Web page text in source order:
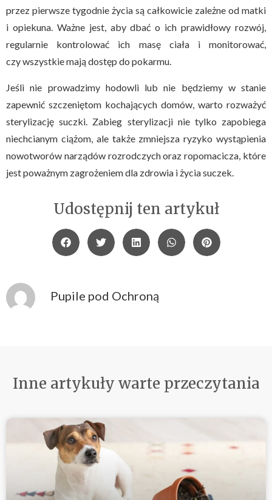
przez pierwsze tygodnie życia są całkowicie zależne od matki
i opiekuna. Ważne jest, aby dbać o ich prawidłowy rozwój,
regularnie kontrolować ich masę ciała i monitorować,
czy wszystkie mają dostęp do pokarmu.
Jeśli nie prowadzimy hodowli lub nie będziemy w stanie
zapewnić szczeniętom kochających domów, warto rozważyć
sterylizację suczki. Zabieg sterylizacji nie tylko zapobiega
niechcianym ciążom, ale także zmniejsza ryzyko wystąpienia
nowotworów narządów rozrodczych oraz ropomacicza, które
jest poważnym zagrożeniem dla zdrowia i życia suczek.
Udostępnij ten artykuł
Pupile pod Ochroną
Inne artykuły warte przeczytania